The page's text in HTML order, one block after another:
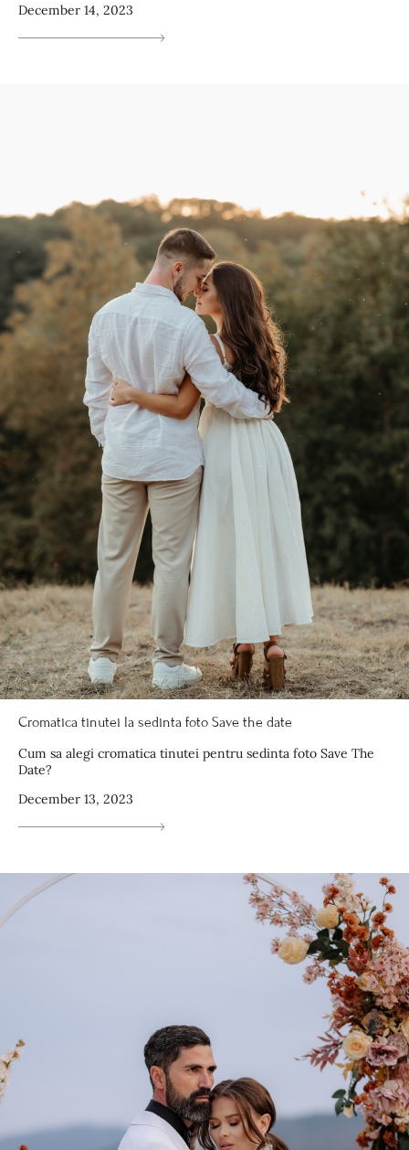
December 14, 2023
Cromatica tinutei la sedinta foto Save the date
Cum sa alegi cromatica tinutei pentru sedinta foto Save The
Date?
December 13, 2023